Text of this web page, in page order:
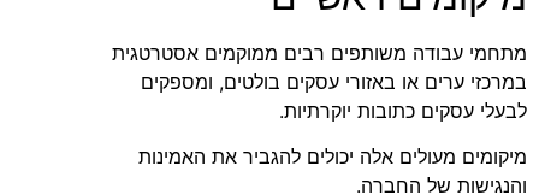
מתחמי עבודה משותפים רבים ממוקמים אסטרטגית
במרכזי ערים או באזורי עסקים בולטים, ומספקים
לבעלי עסקים כתובות יוקרתיות.
מיקומים מעולים אלה יכולים להגביר את האמינות
והנגישות של החברה.